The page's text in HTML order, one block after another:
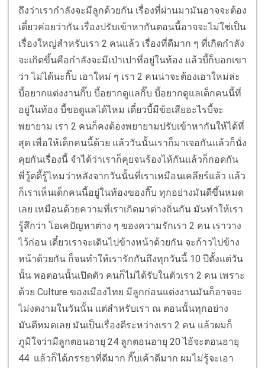
ถึงว่าเรากำลังจะมีลูกด้วยกัน เรื่องที่ผ่านมามันอาจจะต้อง
เดี๋ยวค่อยว่ากัน เรื่องปรับเข้าหากันตอนนี้อาจจะไม่ใช่เป็น
เรื่องใหญ่สำหรับเรา 2 คนแล้ว เรื่องที่ดีมาก ๆ ที่เกิดกำลัง
จะเกิดขึ้นคือกำลังจะมีเป่าเปาที่อยู่ในท้อง แล้วบี้ก็บอกเขา
ว่า ไม่ได้นะกิ๊บ เอาใหม่ ๆ เรา 2 คนน่าจะต้องเอาใหม่ล่ะ
บี้อยากแต่งงานกิ๊บ บี้อยากดูแลกิ๊บ บี้อยากดูแลเด็กคนนี้ที่
อยู่ในท้อง บี้ขอดูแลได้ไหม เดี๋ยวบี้มีข้อเสียอะไรบี้จะ
พยายาม เรา 2 คนก็คงต้องพยายามปรับเข้าหากันให้ได้ที่
สุด เพื่อให้เด็กคนนี้ด้วย แล้ววันนั้นเราก็มาเจอกันแล้วก็นั่ง
คุยกันเรื่องนี้ จำได้ว่าเราก็คุยจนร้องไห้กันแล้วก็กอดกัน
พี่วู้ดดี้รู้ไหมว่าหลังจากวันนั้นที่เราเหมือนเคลียร์แล้ว แล้ว
ก็เราเห็นเด็กคนนี้อยู่ในท้องของกิ๊บ ทุกอย่างมันดีขึ้นหมด
เลย เหมือนด้วยความที่เราเกิดมาต่างถิ่นกัน มันทำให้เรา
รู้สึกว่า โอเคปัญหาต่าง ๆ ของความรักเรา 2 คน เราวาง
ไว้ก่อน เดี๋ยวเราจะเดินไปข้างหน้าด้วยกัน จะก้าวไปข้าง
หน้าด้วยกัน ก็จนทำให้เรารักกันถึงทุกวันนี้ 10 ปีตั้งแต่วัน
นั้น พอตอนนั้นเปิดตัว คนก็ไม่ได้รับในตัวเรา 2 คน เพราะ
ด้วย Culture ของเมืองไทย มีลูกก่อนแต่งงานมันก็อาจจะ
ไม่งดงามในวันนั้น แต่สำหรับเรา ณ ตอนนั้นทุกอย่าง
มันดีหมดเลย มันเป็นเรื่องดีระหว่างเรา 2 คน แล้วผมก็
ภูมิใจว่ามีลูกตอนอายุ 24 ลูกตอนอายุ 20 ไอ้จะตอนอายุ
44 แล้วก็ได้ภรรยาที่ดีมาก กิ๊บเค้าดีมาก ผมไม่รู้จะเอา